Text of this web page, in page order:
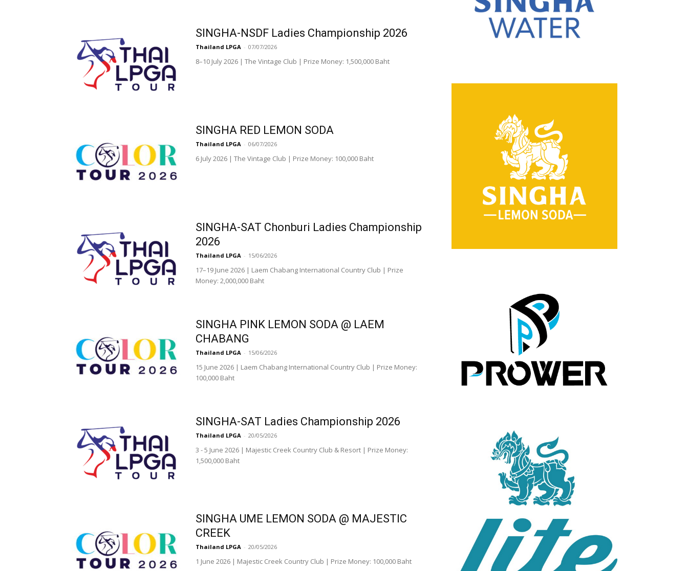
SINGHA-NSDF Ladies Championship 2026
Thailand LPGA - 07/07/2026
8–10 July 2026 | The Vintage Club | Prize Money: 1,500,000 Baht
SINGHA RED LEMON SODA
Thailand LPGA - 06/07/2026
6 July 2026 | The Vintage Club | Prize Money: 100,000 Baht
SINGHA-SAT Chonburi Ladies Championship
2026
Thailand LPGA - 15/06/2026
17–19 June 2026 | Laem Chabang International Country Club | Prize
Money: 2,000,000 Baht
SINGHA PINK LEMON SODA @ LAEM
CHABANG
Thailand LPGA - 15/06/2026
15 June 2026 | Laem Chabang International Country Club | Prize Money:
100,000 Baht
SINGHA-SAT Ladies Championship 2026
Thailand LPGA - 20/05/2026
3 - 5 June 2026 | Majestic Creek Country Club & Resort | Prize Money:
1,500,000 Baht
SINGHA UME LEMON SODA @ MAJESTIC
CREEK
Thailand LPGA - 20/05/2026
1 June 2026 | Majestic Creek Country Club | Prize Money: 100,000 Baht